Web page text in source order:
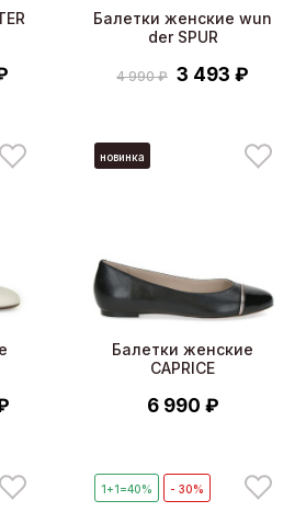
Балетки женские wun
der SPUR
4 990 ₽ 3 493 ₽
новинка
Балетки женские
CAPRICE
6 990 ₽
1+1=40% - 30%